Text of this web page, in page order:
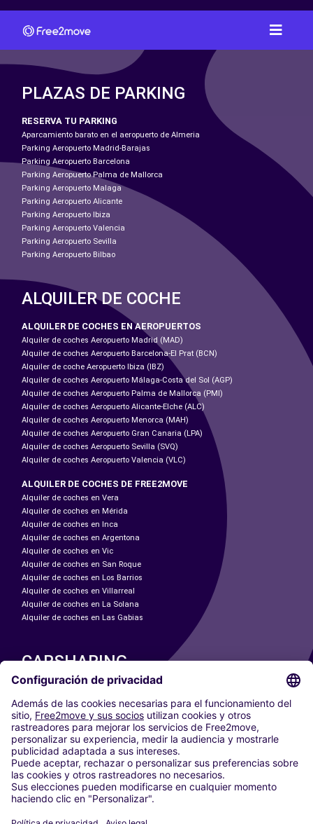
PLAZAS DE PARKING
RESERVA TU PARKING
Aparcamiento barato en el aeropuerto de Almeria
Parking Aeropuerto Madrid-Barajas
Parking Aeropuerto Barcelona
Parking Aeropuerto Palma de Mallorca
Parking Aeropuerto Malaga
Parking Aeropuerto Alicante
Parking Aeropuerto Ibiza
Parking Aeropuerto Valencia
Parking Aeropuerto Sevilla
Parking Aeropuerto Bilbao
ALQUILER DE COCHE
ALQUILER DE COCHES EN AEROPUERTOS
Alquiler de coches Aeropuerto Madrid (MAD)
Alquiler de coches Aeropuerto Barcelona-El Prat (BCN)
Alquiler de coche Aeropuerto Ibiza (IBZ)
Alquiler de coches Aeropuerto Málaga-Costa del Sol (AGP)
Alquiler de coches Aeropuerto Palma de Mallorca (PMI)
Alquiler de coches Aeropuerto Alicante-Elche (ALC)
Alquiler de coches Aeropuerto Menorca (MAH)
Alquiler de coches Aeropuerto Gran Canaria (LPA)
Alquiler de coches Aeropuerto Sevilla (SVQ)
Alquiler de coches Aeropuerto Valencia (VLC)
ALQUILER DE COCHES DE FREE2MOVE
Alquiler de coches en Vera
Alquiler de coches en Mérida
Alquiler de coches en Inca
Alquiler de coches en Argentona
Alquiler de coches en Vic
Alquiler de coches en San Roque
Alquiler de coches en Los Barrios
Alquiler de coches en Villarreal
Alquiler de coches en La Solana
Alquiler de coches en Las Gabias
CARSHARING
NUESTRAS CIUDADES
Paris
Madrid
Washington DC
Milán
Roma
Turín
Viena
Berlín